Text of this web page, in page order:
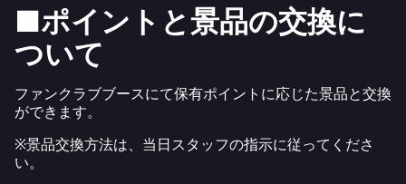
■ポイントと景品の交換に
ついて
ファンクラブブースにて保有ポイントに応じた景品と交換
ができます。
※景品交換方法は、当日スタッフの指示に従ってくださ
い。